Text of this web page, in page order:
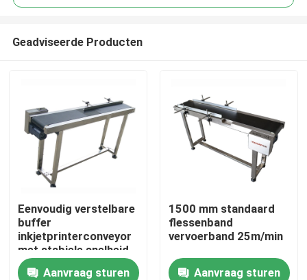
Thuis
Producten
Geadviseerde Producten
Eenvoudig verstelbare
buffer
inkjetprinterconveyor
met stabiele snelheid
Aanvraag sturen
1500 mm standaard
flessenband
vervoerband 25m/min
Aanvraag sturen